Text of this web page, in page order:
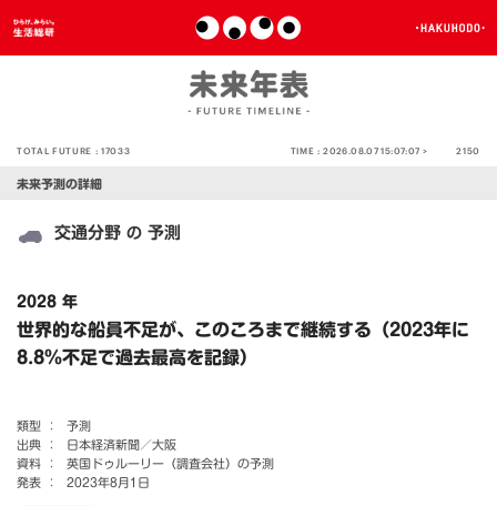
TOTAL FUTURE :17033 TIME :2026.08.07 15:07:07 > 2150
未来予測の詳細
交通分野 の 予測
2028 年
世界的な船員不足が、このころまで継続する（2023年に
8.8％不足で過去最高を記録）
類型 ：
予測
出典 ：
日本経済新聞／大阪
資料 ：
英国ドゥルーリー（調査会社）の予測
発表 ：
2023年8月1日